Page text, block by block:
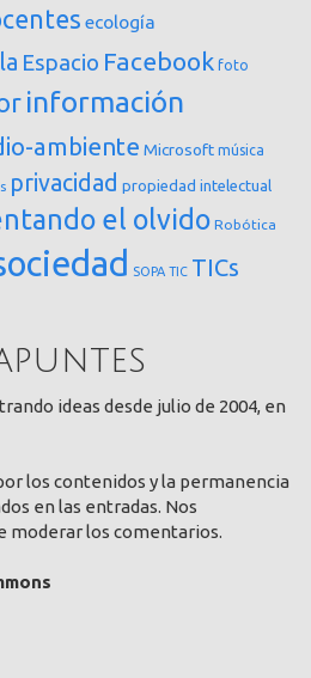
ecología
Espacio Facebook foto
información
ambiente Microsoft música
privacidad propiedad intelectual
el olvido Robótica
SOPA TIC TICs
ideas desde julio de 2004, en
los contenidos y la permanencia
en las entradas. Nos
moderar los comentarios.